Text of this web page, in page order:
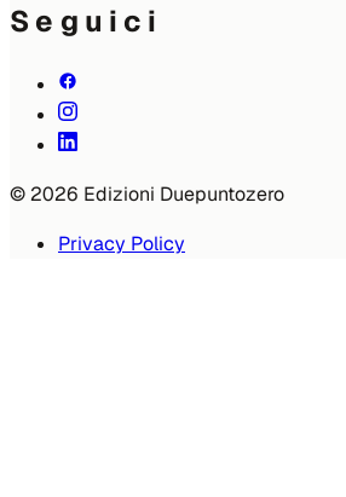
Seguici
© 2026 Edizioni Duepuntozero
Privacy Policy